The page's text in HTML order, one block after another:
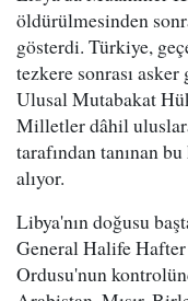
öldürülmesinden
gösterdi. Türkiye,
tezkere sonrası
Ulusal Mutabakat
Milletler dâhil
tarafından tanınan
alıyor.
Libya'nın doğusu
General Halife
Ordusu'nun